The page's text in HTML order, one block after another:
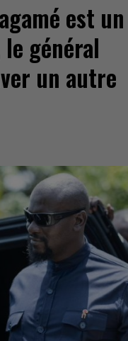
est un
général
un autre